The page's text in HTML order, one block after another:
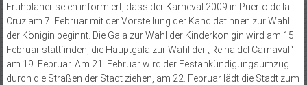
Frühplaner seien informiert, dass der Karneval 2009 in Puerto de la
Cruz am 7. Februar mit der Vorstellung der Kandidatinnen zur Wahl
der Königin beginnt. Die Gala zur Wahl der Kinderkönigin wird am 15.
Februar stattfinden, die Hauptgala zur Wahl der „Reina del Carnaval“
am 19. Februar. Am 21. Februar wird der Festankündigungsumzug
durch die Straßen der Stadt ziehen, am 22. Februar lädt die Stadt zum